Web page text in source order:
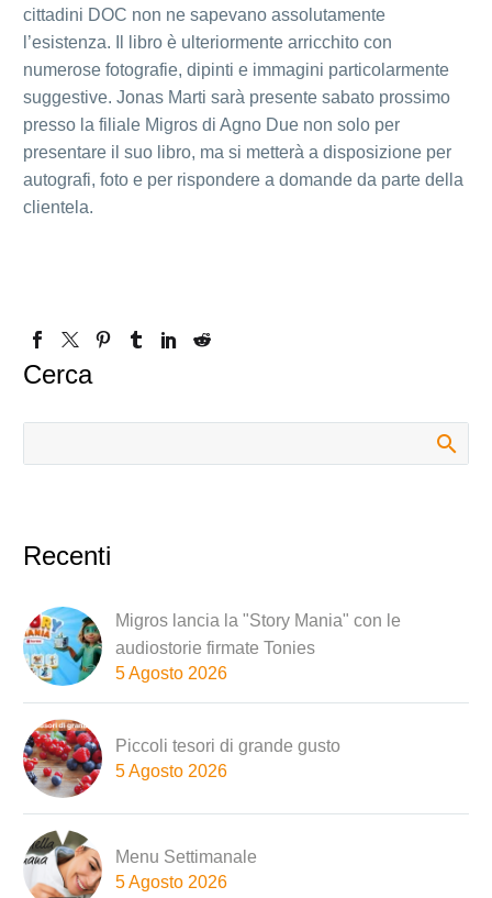
cittadini DOC non ne sapevano assolutamente
l’esistenza. Il libro è ulteriormente arricchito con
numerose fotografie, dipinti e immagini particolarmente
suggestive. Jonas Marti sarà presente sabato prossimo
presso la filiale Migros di Agno Due non solo per
presentare il suo libro, ma si metterà a disposizione per
autografi, foto e per rispondere a domande da parte della
clientela.
Cerca
Recenti
Migros lancia la "Story Mania" con le
audiostorie firmate Tonies
5 Agosto 2026
Piccoli tesori di grande gusto
5 Agosto 2026
Menu Settimanale
5 Agosto 2026